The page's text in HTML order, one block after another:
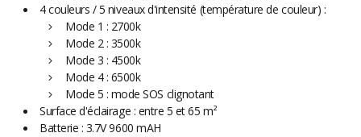
4 couleurs / 5 niveaux d'intensité (température de couleur) :
Mode 1 : 2700k
Mode 2 : 3500k
Mode 3 : 4500k
Mode 4 : 6500k
Mode 5 : mode SOS clignotant
Surface d'éclairage : entre 5 et 65 m²
Batterie : 3.7V 9600 mAH